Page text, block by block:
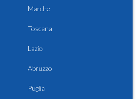
Marche
Toscana
Lazio
Abruzzo
Puglia